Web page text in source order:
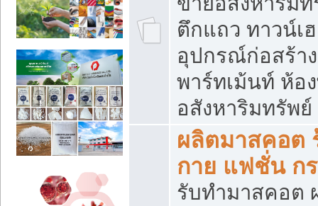
ตึกแถว ทาวน์เ
อุปกรณ์ก่อสร้า
พาร์ทเม้นท์ ห้อ
อสังหาริมทรัพ
ผลิตมาสคอต
กาย แฟชั่น กร
รับทำมาสคอต